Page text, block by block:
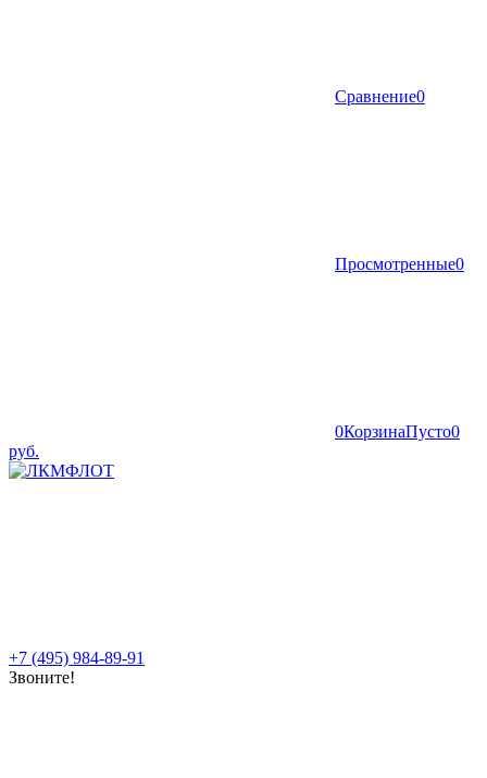
Сравнение0
Просмотренные0
0КорзинаПусто0
руб.
+7 (495) 984-89-91
Звоните!